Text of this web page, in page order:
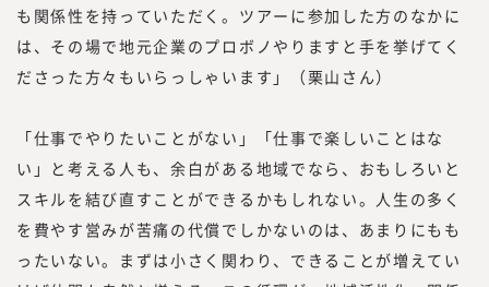
も関係性を持っていただく。ツアーに参加した方のなかに
は、その場で地元企業のプロボノやりますと手を挙げてく
ださった方々もいらっしゃいます」（栗山さん）
「仕事でやりたいことがない」「仕事で楽しいことはな
い」と考える人も、余白がある地域でなら、おもしろいと
スキルを結び直すことができるかもしれない。人生の多く
を費やす営みが苦痛の代償でしかないのは、あまりにもも
ったいない。まずは小さく関わり、できることが増えてい